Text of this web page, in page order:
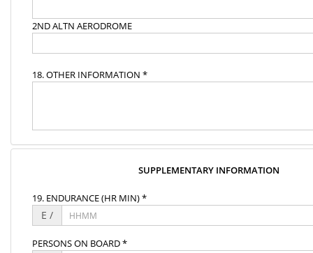
2ND ALTN AERODROME
18. OTHER INFORMATION *
SUPPLEMENTARY INFORMATION
19. ENDURANCE (HR MIN) *
E /
PERSONS ON BOARD *